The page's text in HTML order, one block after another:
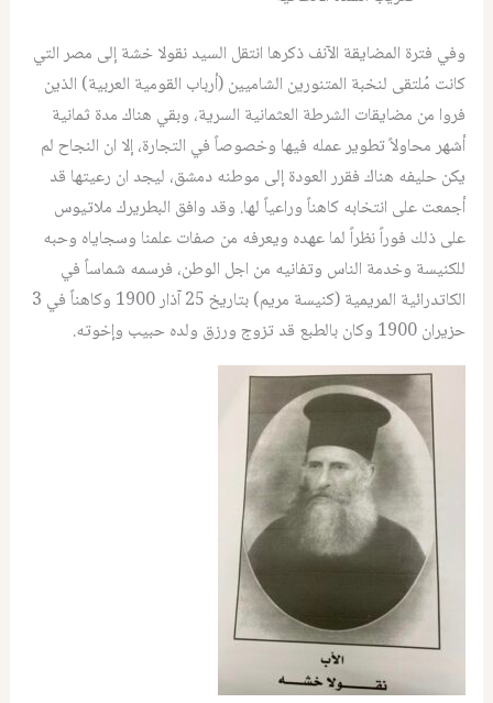
وفي فترة المضايقة الآنف ذكرها انتقل السيد نقولا خشة إلى مصر التي
كانت مُلتقى لنخبة المتنورين الشاميين (أرباب القومية العربية) الذين
فروا من مضايقات الشرطة العثمانية السرية، وبقي هناك مدة ثمانية
أشهر محاولاً تطوير عمله فيها وخصوصاً في التجارة، إلا ان النجاح لم
يكن حليفه هناك فقرر العودة إلى موطنه دمشق، ليجد ان رعيتها قد
أجمعت على انتخابه كاهناً وراعياً لها. وقد وافق البطريرك ملاتيوس
على ذلك فوراً نظراً لما عهده ويعرفه من صفات علمنا وسجاياه وحبه
للكنيسة وخدمة الناس وتفانيه من اجل الوطن، فرسمه شماساً في
الكاتدرائية المريمية (كنيسة مريم) بتاريخ 25 آذار 1900 وكاهناً في 3
حزيران 1900 وكان بالطبع قد تزوج ورزق ولده حبيب وإخوته.